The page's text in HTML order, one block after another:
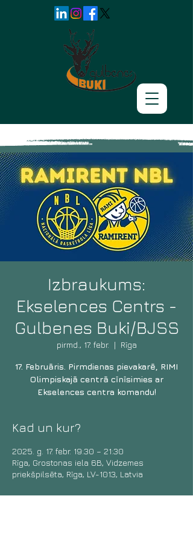
Izbraukums:
Ekselences Centrs -
Gulbenes Buki/BJSS
pirmd., 17. febr.
  |
Rīga
17. Februāris. Pirmdienas pievakarē, RIMI
Olimpiskajā centrā cīnīsimies ar
Ekselences centra komandu!
Kad un kur?
2025. g. 17. febr. 19:30 – 21:30
Rīga, Grostonas iela 6B, Vidzemes
priekšpilsēta, Rīga, LV-1013, Latvia